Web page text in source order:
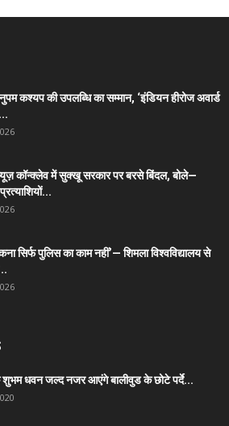
कश्यप की उपलब्धि का सम्मान, ‘इंडियन हीरोज अवार्ड
कॉन्क्लेव में सुक्खू सरकार पर बरसे बिंदल, बोले—
सिर्फ पुलिस का काम नहीं’— शिमला विश्वविद्यालय से
शुभम धवन जल्द नजर आएंगे बालीवुड के छोटे पर्दे...